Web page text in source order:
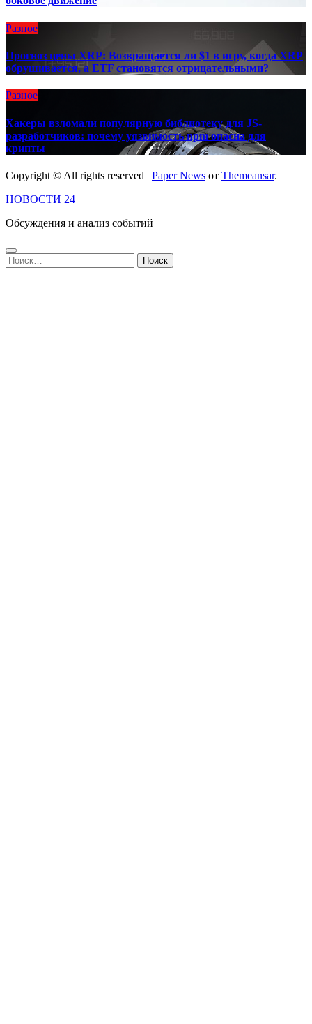
Разное
Прогноз цены XRP: Возвращается ли $1 в игру, когда XRP
обрушивается, а ETF становятся отрицательными?
Разное
Хакеры взломали популярную библиотеку для JS-
разработчиков: почему уязвимость npm опасна для
крипты
Copyright © All rights reserved | Paper News от Themeansar.
НОВОСТИ 24
Обсуждения и анализ событий
Найти: